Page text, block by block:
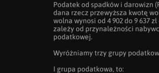
Podatek od spadków i darowizn
dana rzecz przewyższa kwotę
wolna wynosi od 4 902 do 9 637
zależy od przynależności
podatkowej.
Wyróżniamy trzy grupy
I grupa podatkowa, to: